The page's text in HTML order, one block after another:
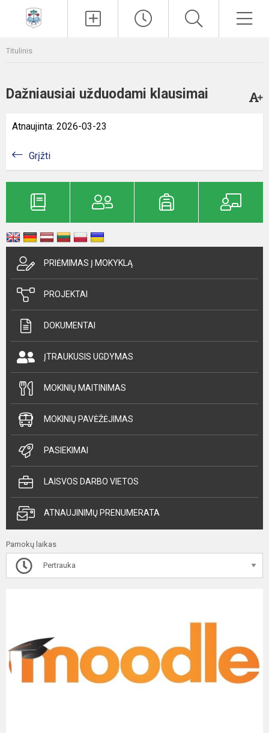
Titulinis
Dažniausiai užduodami klausimai
Atnaujinta: 2026-03-23
Grįžti
PRIĖMIMAS Į MOKYKLĄ
PROJEKTAI
DOKUMENTAI
ĮTRAUKUSIS UGDYMAS
MOKINIŲ MAITINIMAS
MOKINIŲ PAVĖŽĖJIMAS
PASIEKIMAI
LAISVOS DARBO VIETOS
ATNAUJINIMŲ PRENUMERATA
Pamokų laikas
Pertrauka